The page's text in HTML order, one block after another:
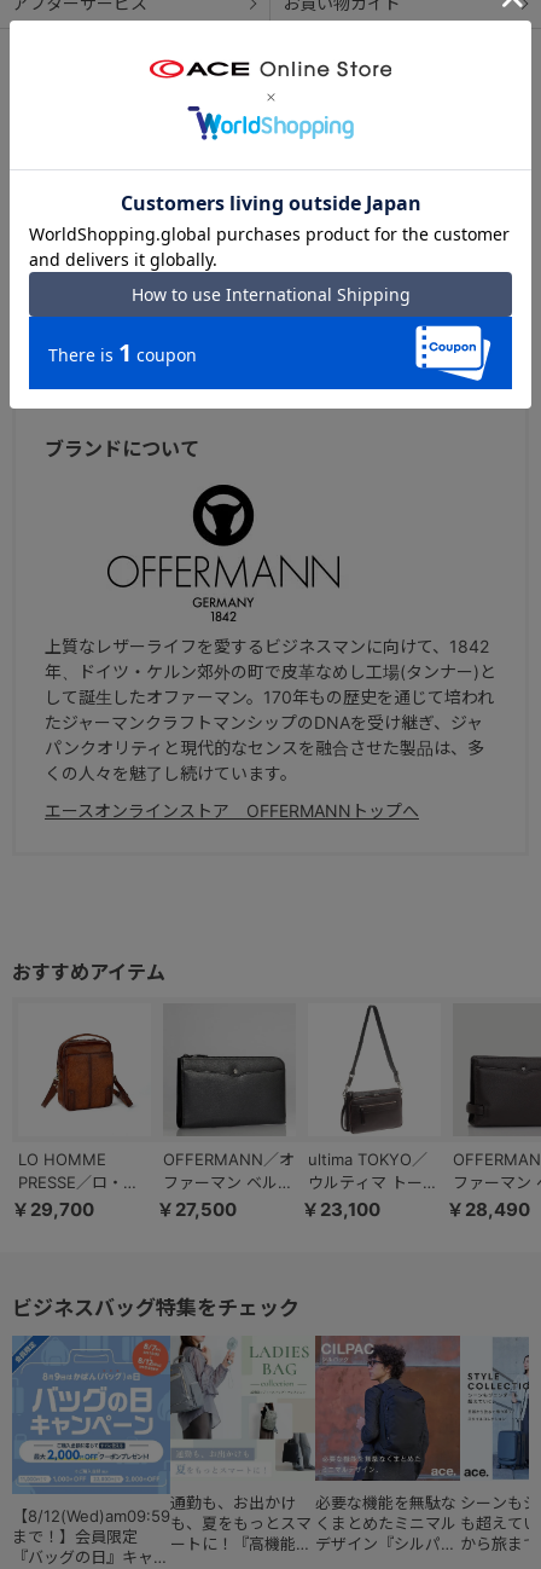
OFFERMANN ベルティ
代にもマッチするスタンダードデザイン。素材には、撥
水・防汚性に優れた牛革スコッチガードを採用し、日常使
いしやすい機能を搭載。ドイツの鞄らしい優れた機能性と
実用性を兼ね備えたシリーズです。
OFFERMANN ベルティ トップへ
ブランドについて
上質なレザーライフを愛するビジネスマンに向けて、1842
年、ドイツ・ケルン郊外の町で皮革なめし工場(タンナー)と
して誕生したオファーマン。170年もの歴史を通じて培われ
たジャーマンクラフトマンシップのDNAを受け継ぎ、ジャ
パンクオリティと現代的なセンスを融合させた製品は、多
くの人々を魅了し続けています。
エースオンラインストア OFFERMANNトップへ
LO HOMME
PRESSE／ロ・オ
ム・プレッセ アル
￥29,700
OFFERMANN／オ
ファーマン ベルテ
ィ クラッチバッグ
￥27,500
ultima TOKYO／
ウルティマ トーキ
ョー ケヴィン シ
￥23,100
ファーマン
ィLTD2 ク
￥28,490
ビジネスバッグ特集をチェック
【8/12(Wed)am09:59
まで！】会員限定
『バッグの日』キャン
通勤も、お出かけ
も、夏をもっとスマ
ートに！『高機能レ
必要な機能を無駄な
くまとめたミニマル
デザイン『シルパッ
シーンも
も超えて
から旅ま